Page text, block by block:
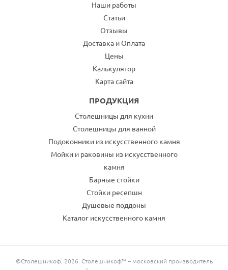
Наши работы
Статьи
Отзывы
Доставка и Оплата
Цены
Калькулятор
Карта сайта
ПРОДУКЦИЯ
Столешницы для кухни
Столешницы для ванной
Подоконники из искусственного камня
Мойки и раковины из искусственного
камня
Барные стойки
Стойки ресепшн
Душевые поддоны
Каталог искусственного камня
©Столешникоф, 2026. Столешникоф™ – московский производитель